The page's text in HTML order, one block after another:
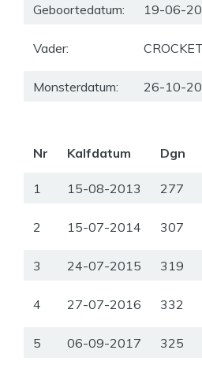
Geboortedatum: 19-06-
Vader:
Monsterdatum: 26-10-
Nr Kalfdatum Dgn
1 15-08-2013 277
2 15-07-2014 307
3 24-07-2015 319
4 27-07-2016 332
5 06-09-2017 325